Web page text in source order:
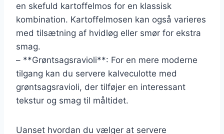
en skefuld kartoffelmos for en klassisk
kombination. Kartoffelmosen kan også varieres
med tilsætning af hvidløg eller smør for ekstra
smag.
– **Grøntsagsravioli**: For en mere moderne
tilgang kan du servere kalveculotte med
grøntsagsravioli, der tilføjer en interessant
tekstur og smag til måltidet.
Uanset hvordan du vælger at servere